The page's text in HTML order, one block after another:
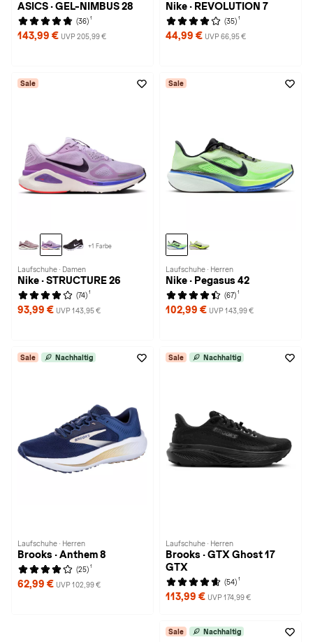
ASICS · GEL-NIMBUS 28
(36) 1
143,99 € UVP 205,99 €
Nike · REVOLUTION 7
(35) 1
44,99 € UVP 66,95 €
Sale
+1 Farbe
Laufschuhe · Damen
Nike · STRUCTURE 26
(74) 1
93,99 € UVP 143,95 €
Sale
Laufschuhe · Herren
Nike · Pegasus 42
(67) 1
102,99 € UVP 143,99 €
Sale Nachhaltig
Laufschuhe · Herren
Brooks · Anthem 8
(25) 1
62,99 € UVP 102,99 €
Sale Nachhaltig
Laufschuhe · Herren
Brooks · GTX Ghost 17
GTX
(54) 1
113,99 € UVP 174,99 €
Sale Nachhaltig